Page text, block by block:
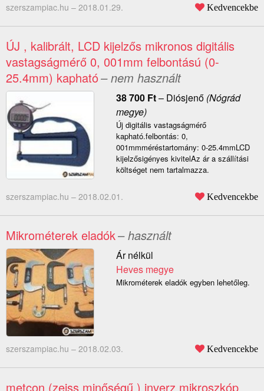
szerszampiac.hu – 2018.01.29. Kedvencekbe
ÚJ , kalibrált, LCD kijelzős mikronos digitális
vastagságmérő 0, 001mm felbontású (0-
25.4mm) kapható– nem használt
38 700 Ft– Diósjenő(Nógrád
megye)
Új digitális vastagságmérő
kapható.felbontás: 0,
001mmméréstartomány: 0-25.4mmLCD
kijelzősigényes kivitelAz ár a szállítási
költséget nem tartalmazza.
szerszampiac.hu – 2018.02.01. Kedvencekbe
Mikrométerek eladók– használt
Ár nélkül
Heves megye
Mikrométerek eladók egyben lehetőleg.
szerszampiac.hu – 2018.02.03. Kedvencekbe
metcon (zeiss minőségű ) inverz mikroszkóp